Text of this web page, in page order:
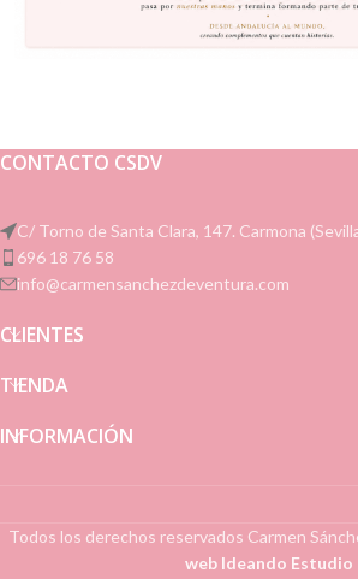
CONTACTO CSDV
C/ Torno de Santa Clara, 147. Carmona
696 18 76 58
info@carmensanchezdeventura.com
CLIENTES
TIENDA
INFORMACIÓN
Todos los derechos reservados Carmen
web Ideando Estudio